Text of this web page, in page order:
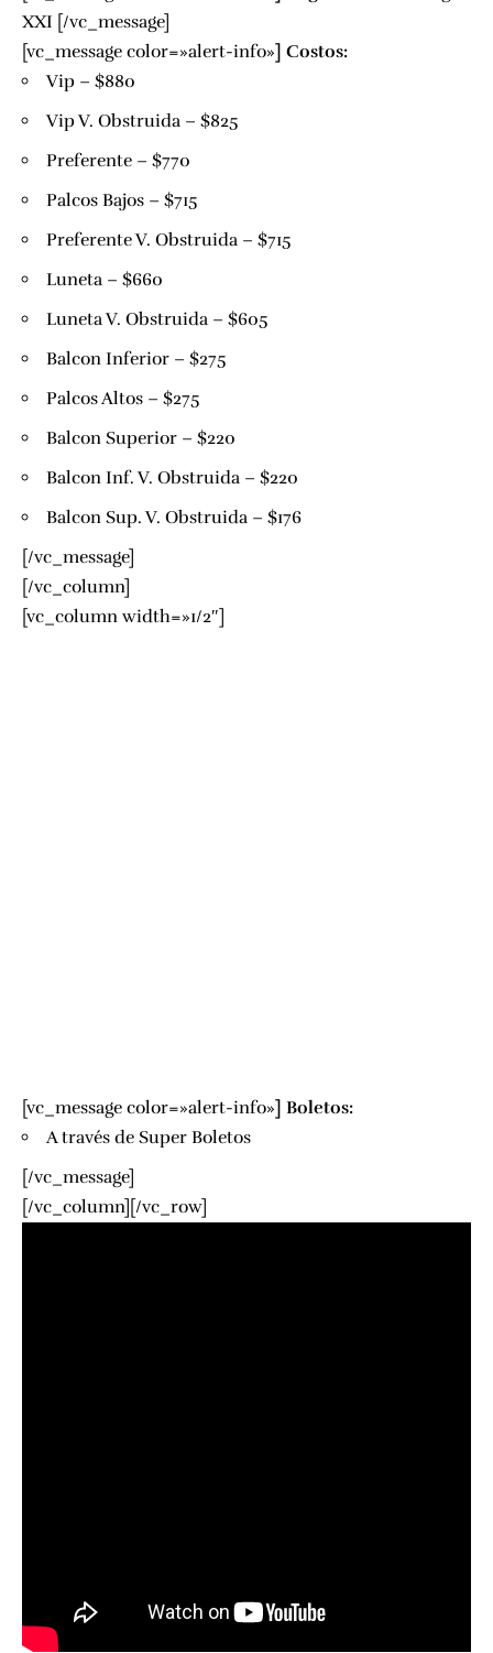
XXI [/vc_message]
[vc_message color=»alert-info»] Costos:
Vip – $880
Vip V. Obstruida – $825
Preferente – $770
Palcos Bajos – $715
Preferente V. Obstruida – $715
Luneta – $660
Luneta V. Obstruida – $605
Balcon Inferior – $275
Palcos Altos – $275
Balcon Superior – $220
Balcon Inf. V. Obstruida – $220
Balcon Sup. V. Obstruida – $176
[/vc_message]
[/vc_column]
[vc_column width=»1/2″]
[vc_message color=»alert-info»] Boletos:
A través de Super Boletos
[/vc_message]
[/vc_column][/vc_row]